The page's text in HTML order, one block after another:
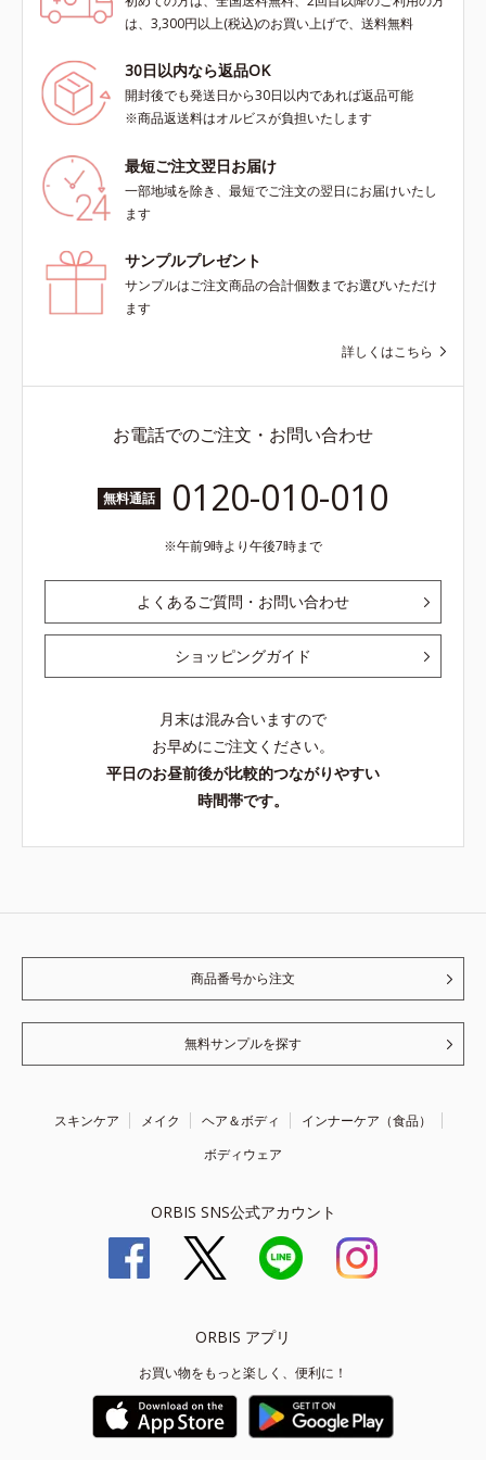
は、3,300円以上(税込)のお買い上げで、送料無料
30日以内なら返品OK
開封後でも発送日から30日以内であれば返品可能
※商品返送料はオルビスが負担いたします
最短ご注文翌日お届け
一部地域を除き、最短でご注文の翌日にお届けいたし
ます
サンプルプレゼント
サンプルはご注文商品の合計個数までお選びいただけ
ます
詳しくはこちら
お電話でのご注文・お問い合わせ
無料通話 0120-010-010
午前9時より午後7時まで
よくあるご質問・お問い合わせ
ショッピングガイド
月末は混み合いますので
お早めにご注文ください。
平日のお昼前後が比較的つながりやすい
時間帯です。
商品番号から注文
無料サンプルを探す
スキンケア メイク ヘア＆ボディ
インナーケア（食品）
ボディウェア
ORBIS SNS公式アカウント
ORBIS アプリ
お買い物をもっと楽しく、便利に！